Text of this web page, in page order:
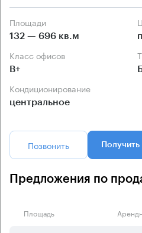
Площади
132 — 696 кв.м
Класс офисов
B+
Кондиционирование
центральное
Позвонить
Предложения по
Площадь